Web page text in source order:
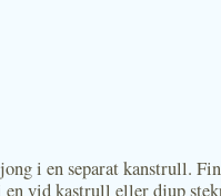
i en separat kanstrull.
vid kastrull eller djup